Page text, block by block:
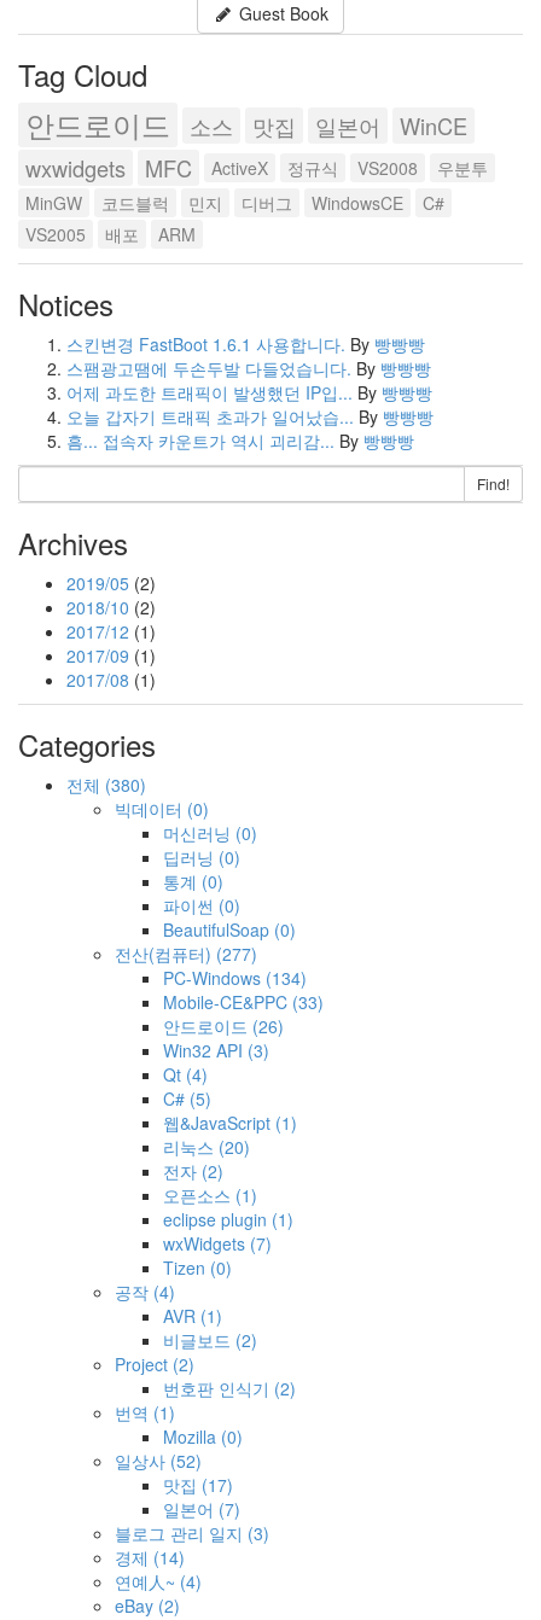
Guest Book
Tag Cloud
안드로이드 소스 맛집 일본어
WinCE
wxwidgets
MFC ActiveX 정규식 VS2008
우분투
MinGW
코드블럭 민지 디버그 WindowsCE
C#
VS2005
배포 ARM
Notices
스킨변경 FastBoot 1.6.1 사용합니다. By 빵빵빵
스팸광고땜에 두손두발 다들었습니다. By 빵빵빵
어제 과도한 트래픽이 발생했던 IP입... By 빵빵빵
오늘 갑자기 트래픽 초과가 일어났습... By 빵빵빵
흠... 접속자 카운트가 역시 괴리감... By 빵빵빵
Find!
Archives
2019/05 (2)
2018/10 (2)
2017/12 (1)
2017/09 (1)
2017/08 (1)
Categories
전체 (380)
빅데이터 (0)
머신러닝 (0)
딥러닝 (0)
통계 (0)
파이썬 (0)
BeautifulSoap (0)
전산(컴퓨터) (277)
PC-Windows (134)
Mobile-CE&PPC (33)
안드로이드 (26)
Win32 API (3)
Qt (4)
C# (5)
웹&JavaScript (1)
리눅스 (20)
전자 (2)
오픈소스 (1)
eclipse plugin (1)
wxWidgets (7)
Tizen (0)
공작 (4)
AVR (1)
비글보드 (2)
Project (2)
번호판 인식기 (2)
번역 (1)
Mozilla (0)
일상사 (52)
맛집 (17)
일본어 (7)
블로그 관리 일지 (3)
경제 (14)
연예人~ (4)
eBay (2)